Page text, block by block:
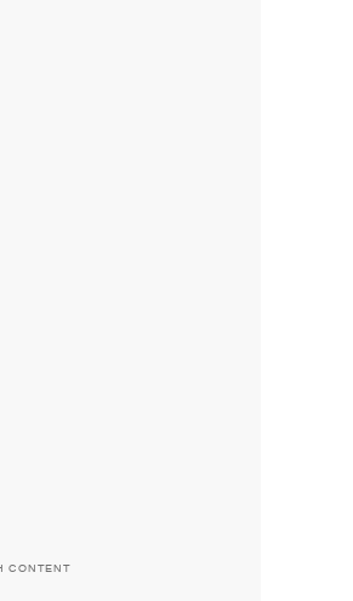
CONTENT